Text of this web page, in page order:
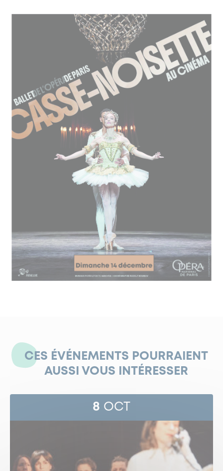
CES ÉVÉNEMENTS POURRAIENT
AUSSI VOUS INTÉRESSER
8 OCT